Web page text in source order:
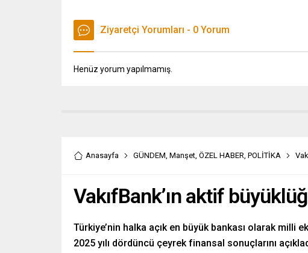
Ziyaretçi Yorumları - 0 Yorum
Henüz yorum yapılmamış.
Anasayfa GÜNDEM Manşet ÖZEL HABER POLİTİKA
VakıfBank’ın aktif
Türkiye’nin halka açık en büyük bankası olarak
2025 yılı dördüncü çeyrek finansal sonuçlarını